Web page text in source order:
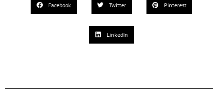
Facebook Twitter Pinterest
LinkedIn